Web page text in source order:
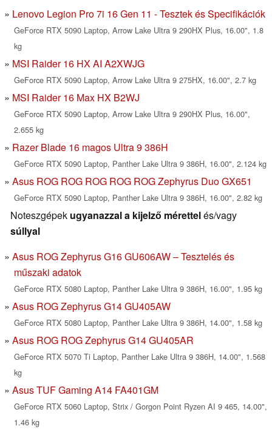
Lenovo Legion Pro 7i 16 Gen 11 - Tesztek és Specifikációk
GeForce RTX 5090 Laptop, Arrow Lake Ultra 9 290HX Plus, 16.00", 1.8
kg
MSI Raider 16 HX AI A2XWJG
GeForce RTX 5090 Laptop, Arrow Lake Ultra 9 275HX, 16.00", 2.7 kg
MSI Raider 16 Max HX B2WJ
GeForce RTX 5090 Laptop, Arrow Lake Ultra 9 290HX Plus, 16.00",
2.655 kg
Razer Blade 16 magos Ultra 9 386H
GeForce RTX 5090 Laptop, Panther Lake Ultra 9 386H, 16.00", 2.124 kg
Asus ROG ROG ROG ROG ROG Zephyrus Duo GX651
GeForce RTX 5090 Laptop, Panther Lake Ultra 9 386H, 16.00", 2.82 kg
Noteszgépek ugyanazzal a kijelző mérettelés/vagy
súllyal
Asus ROG Zephyrus G16 GU606AW – Tesztelés és
műszaki adatok
GeForce RTX 5080 Laptop, Panther Lake Ultra 9 386H, 16.00", 1.95 kg
Asus ROG Zephyrus G14 GU405AW
GeForce RTX 5080 Laptop, Panther Lake Ultra 9 386H, 14.00", 1.58 kg
Asus ROG ROG Zephyrus G14 GU405AR
GeForce RTX 5070 Ti Laptop, Panther Lake Ultra 9 386H, 14.00", 1.568
kg
Asus TUF Gaming A14 FA401GM
GeForce RTX 5060 Laptop, Strix / Gorgon Point Ryzen AI 9 465, 14.00",
1.46 kg